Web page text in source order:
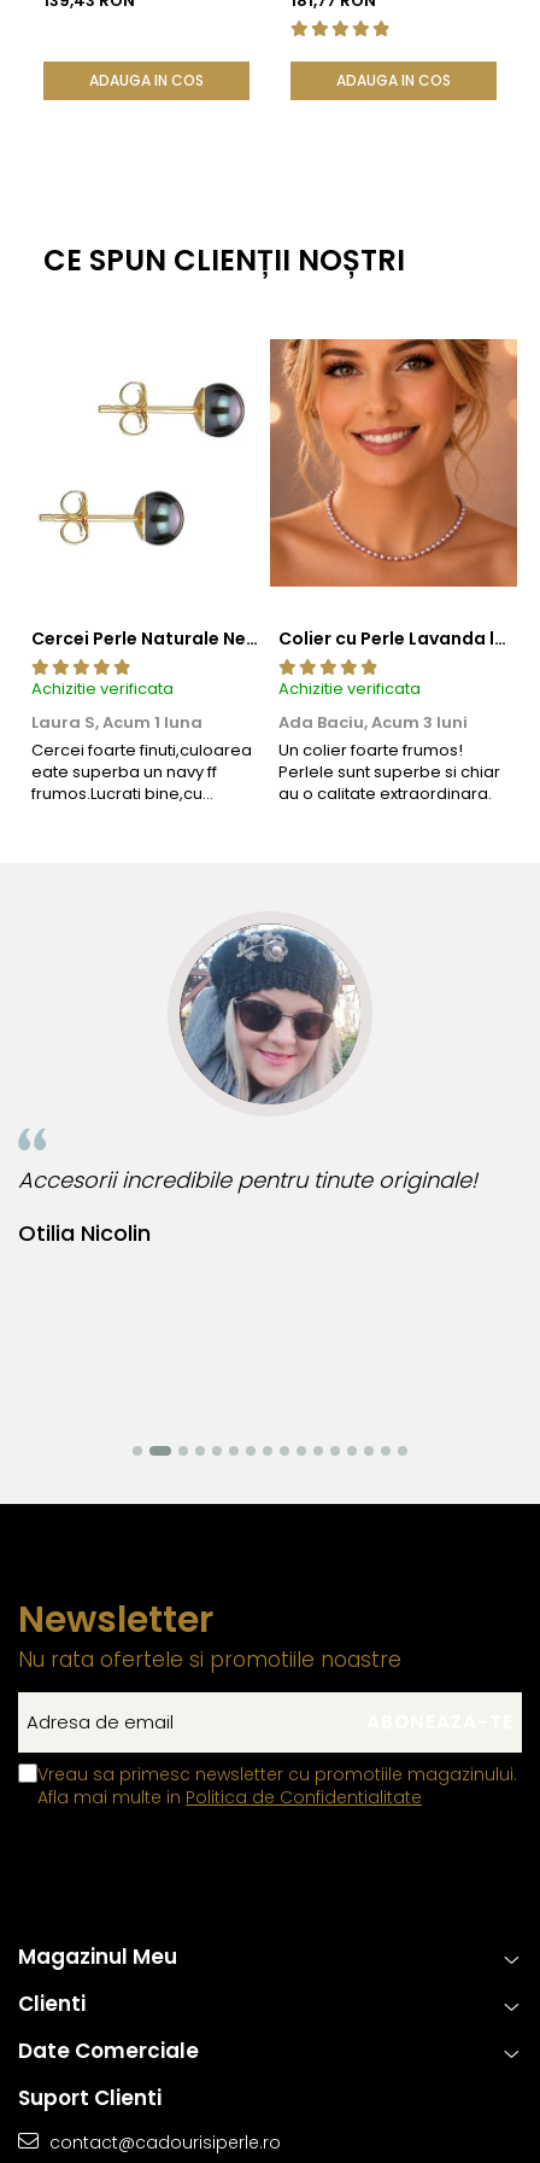
ADAUGA IN COS ADAUGA IN COS
CE SPUN CLIENȚII NOȘTRI
Cercei Perle Naturale Negre 5-6 mm, Buton AAA, Aur 14K (aur 585), Tip Șurub | KASKADDA®
Achizitie verificata
Laura S,Acum 1 luna
Cercei foarte finuti,culoarea
eate superba un navy ff
frumos.Lucrati bine,cu
Colier cu Perle Lavanda la Baza Gatului, de 4-5 mm, Perle Rare, Calitate AAA+, Aur 14K | KASKADDA®
Achizitie verificata
Ada Baciu,Acum 3 luni
Un colier foarte frumos!
Perlele sunt superbe si chiar
au o calitate extraordinara.
Otilia Nicolin
Accesorii incredibile pentru tinute originale!
Newsletter
Nu rata ofertele si promotiile noastre
Vreau sa primesc newsletter cu promotiile magazinului.
Afla mai multe in Politica de Confidentialitate
Magazinul Meu
Clienti
Date Comerciale
Suport Clienti
contact@cadourisiperle.ro